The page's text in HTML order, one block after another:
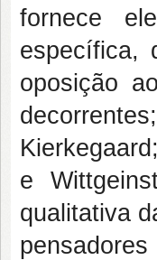
fornece
específica,
oposição
e
qualitativa